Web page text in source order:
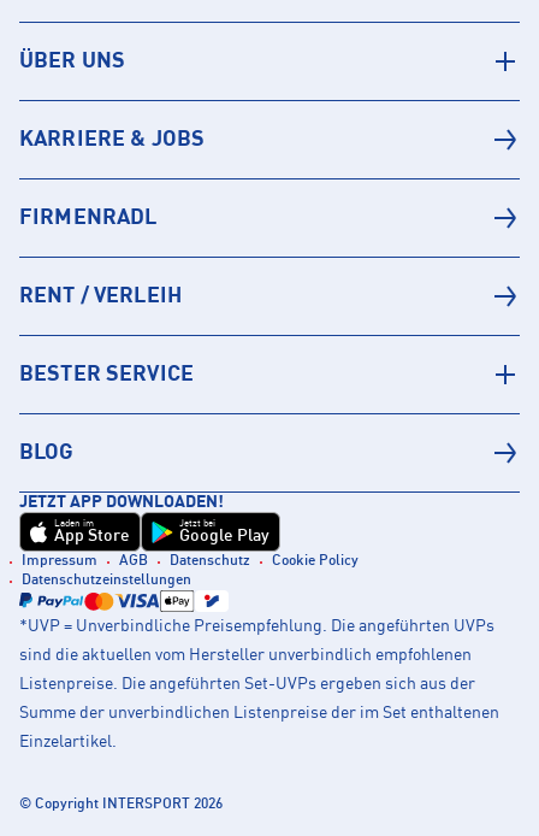
ÜBER UNS
KARRIERE & JOBS
FIRMENRADL
RENT / VERLEIH
BESTER SERVICE
BLOG
JETZT APP DOWNLOADEN!
Laden im
App Store
Jetzt bei
Google Play
Impressum AGB Datenschutz
Cookie Policy
Datenschutzeinstellungen
*UVP = Unverbindliche Preisempfehlung. Die angeführten UVPs
sind die aktuellen vom Hersteller unverbindlich empfohlenen
Listenpreise. Die angeführten Set-UVPs ergeben sich aus der
Summe der unverbindlichen Listenpreise der im Set enthaltenen
Einzelartikel.
© Copyright INTERSPORT 2026